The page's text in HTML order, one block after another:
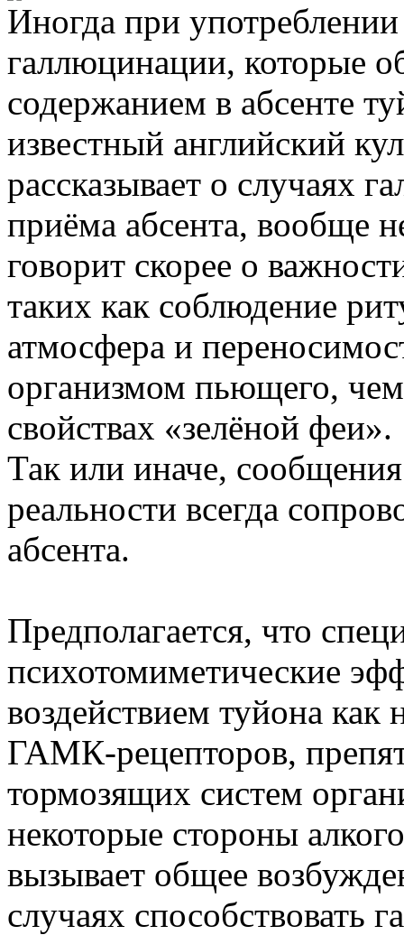
Иногда при
галлюцинации, которые
содержанием в абсенте
известный английский
рассказывает о случаях
приёма абсента, вообще
говорит скорее о
таких как соблюдение
атмосфера и
организмом пьющего,
свойствах «зелёной феи».
Так или иначе,
реальности всегда
абсента.
Предполагается, что
психотомиметические
воздействием туйона как
ГАМК-рецепторов,
тормозящих систем
некоторые стороны
вызывает общее
случаях способствовать